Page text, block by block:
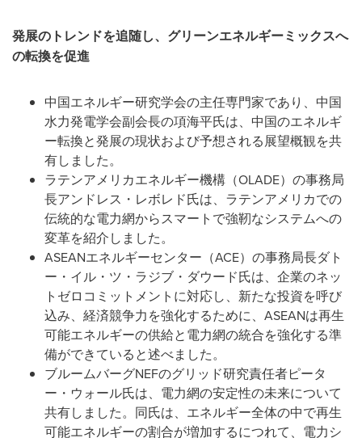
発展のトレンドを追随し、グリーンエネルギーミックスへ
の転換を促進
中国エネルギー研究学会の主任専門家であり、中国
水力発電学会副会長の項海平氏は、中国のエネルギ
ー転換と発展の現状および予想される展望概観を共
有しました。
ラテンアメリカエネルギー機構（OLADE）の事務局
長アンドレス・レボレド氏は、ラテンアメリカでの
伝統的な電力網からスマートで強靭なシステムへの
変革を紹介しました。
ASEANエネルギーセンター（ACE）の事務局長ダト
ー・イル・ツ・ラジブ・ダウード氏は、企業のネッ
トゼロコミットメントに対応し、新たな投資を呼び
込み、経済競争力を強化するために、ASEANは再生
可能エネルギーの供給と電力網の統合を強化する準
備ができていると述べました。
ブルームバーグNEFのグリッド研究責任者ピータ
ー・ウォール氏は、電力網の安定性の未来について
共有しました。同氏は、エネルギー全体の中で再生
可能エネルギーの割合が増加するにつれて、電力シ